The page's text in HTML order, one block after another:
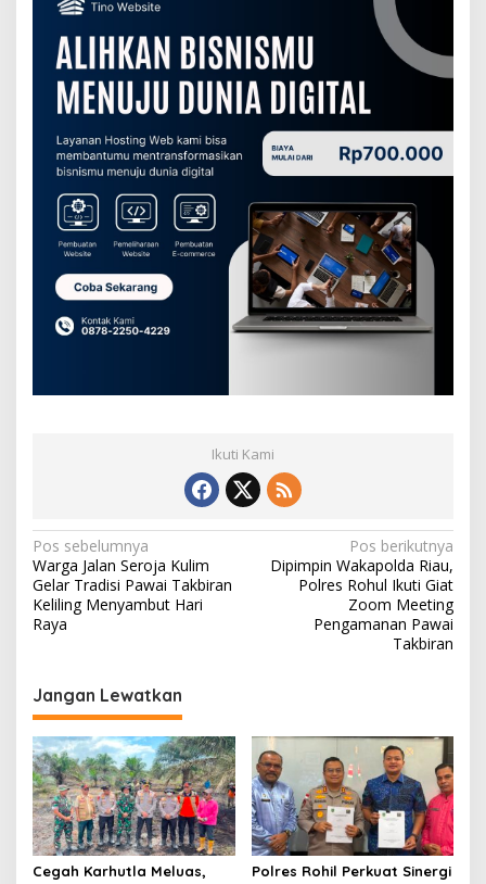
Ikuti Kami
N
a
v
i
a
s
i
p
o
s
Pos sebelumnya
Warga Jalan Seroja Kulim
Gelar Tradisi Pawai Takbiran
Keliling Menyambut Hari
Raya
Pos berikutnya
Dipimpin Wakapolda Riau,
Polres Rohul Ikuti Giat
Zoom Meeting
Pengamanan Pawai
Takbiran
Jangan Lewatkan
Cegah Karhutla Meluas,
Polres Rohil Perkuat Sinergi